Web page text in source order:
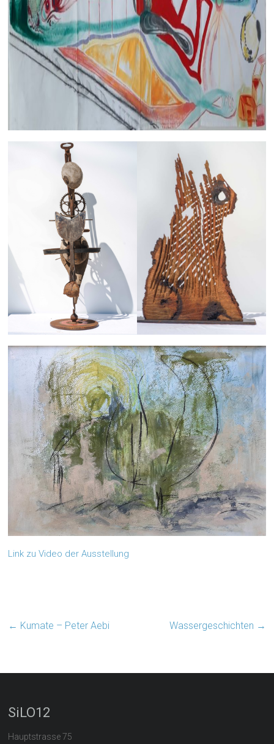
Link zu Video der Ausstellung
← Kumate – Peter Aebi Wassergeschichten →
SiLO12
Hauptstrasse 75